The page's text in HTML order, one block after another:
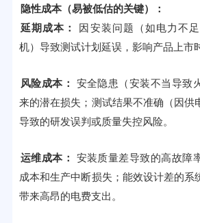
隐性成本（易被低估的关键）：
延期成本：
因安装问题（如电力不
机）导致测试计划延误，影响产品上市
风险成本：
安全隐患（安装不当导致
来的潜在损失；测试结果不准确（因供
导致的研发误判或质量失控风险。
运维成本：
安装质量差导致的高故障
成本和生产中断损失；能效设计差的系
带来高昂的电费支出。